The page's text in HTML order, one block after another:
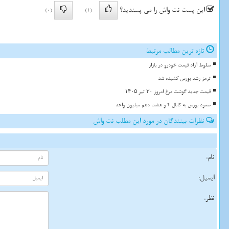
این پست نت واش را می پسندید؟ (1)
(0)
تازه ترین مطالب مرتبط
سقوط آزاد قیمت خودرو در بازار
ترمز رشد بورس کشیده شد
قیمت جدید گوشت مرغ امروز ۳۰ تیر ۱۴۰۵
صعود بورس به کانال 4 و هشت دهم میلیون واحد
نظرات بینندگان در مورد این مطلب نت واش
نام:
ایمیل:
نظر: